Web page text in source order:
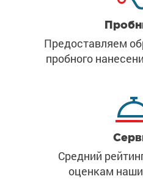
Предоставляем
пробного
Средний
оценкам